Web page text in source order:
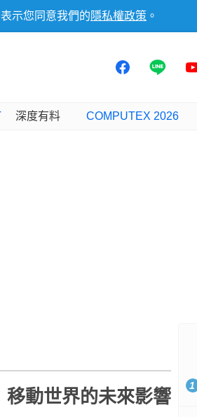
示您同意我們的 隱私權政策 。
深度有料 COMPUTEX 2026
動世界的未來影響
1